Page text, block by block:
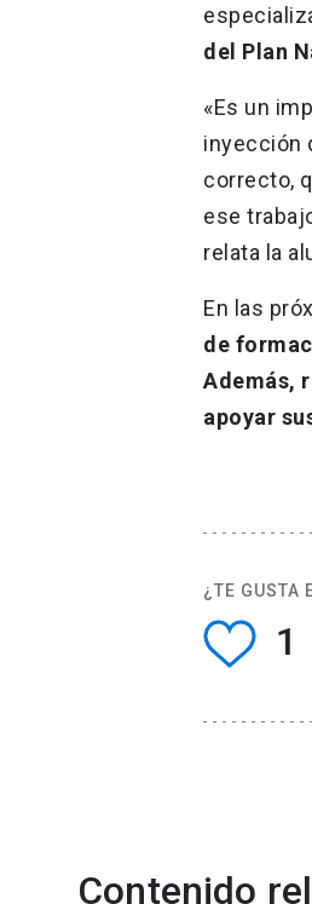
del Plan
«Es un
inyección
correcto,
ese
relata la
En las
de
Además,
apoyar
¿TE GUSTA
1
Contenido